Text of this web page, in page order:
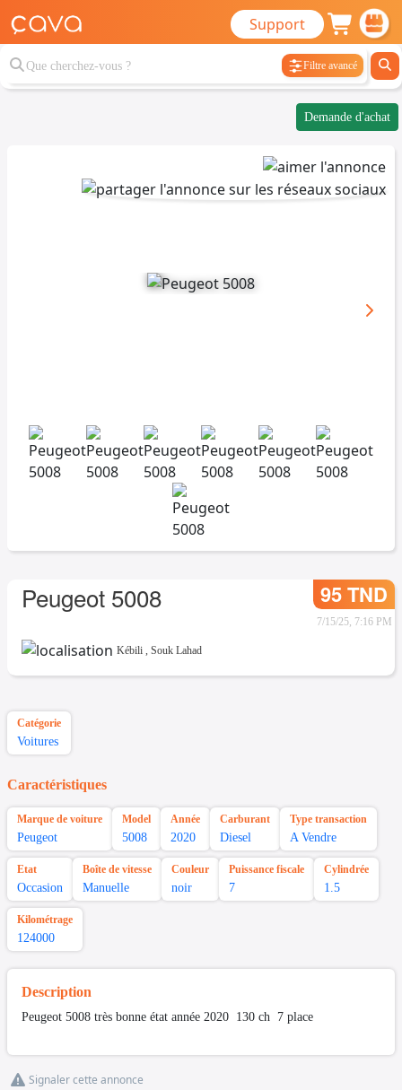
Support
Filtre avancé
Demande d'achat
Peugeot 5008 95 TND
7/15/25, 7:16 PM
Kébili , Souk Lahad
Catégorie
Voitures
Caractéristiques
Marque de voiture
Peugeot
Model
5008
Année
2020
Carburant
Diesel
Type transaction
A Vendre
Etat
Occasion
Boîte de vitesse
Manuelle
Couleur
noir
Puissance fiscale
7
Cylindrée
1.5
Kilométrage
124000
Description
Peugeot 5008 très bonne état année 2020 130 ch 7 place
Signaler cette annonce